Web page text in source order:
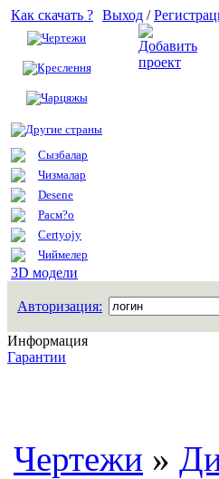
Как скачать ?
Чертежи
Креслення
Чарцяжы
Другие страны
Сызбалар
Чизмалар
Desene
Расм?о
Certyojy
Чиймелер
3D модели
Выход /
Авторизация:
Информация
Гарантии
Чертежи »